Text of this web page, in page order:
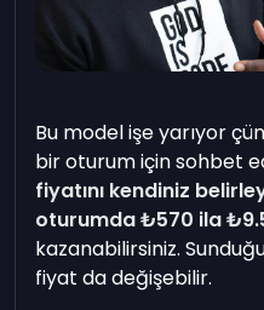
Bu model işe yarıyor
bir oturum için sohbet
fiyatını kendiniz
oturumda ₺570 ila
kazanabilirsiniz.
fiyat da değişebilir.